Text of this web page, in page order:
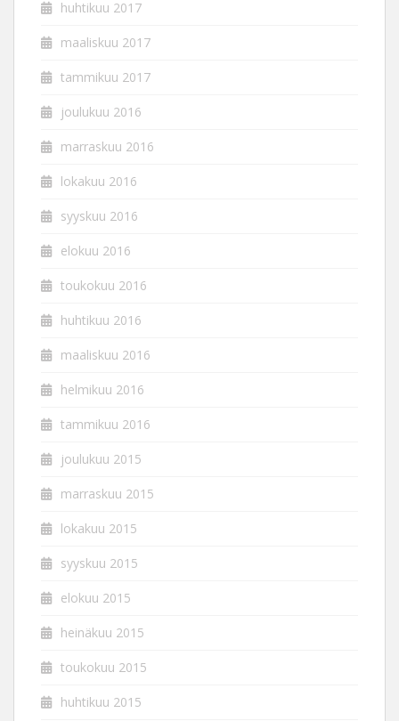
huhtikuu 2017
maaliskuu 2017
tammikuu 2017
joulukuu 2016
marraskuu 2016
lokakuu 2016
syyskuu 2016
elokuu 2016
toukokuu 2016
huhtikuu 2016
maaliskuu 2016
helmikuu 2016
tammikuu 2016
joulukuu 2015
marraskuu 2015
lokakuu 2015
syyskuu 2015
elokuu 2015
heinäkuu 2015
toukokuu 2015
huhtikuu 2015